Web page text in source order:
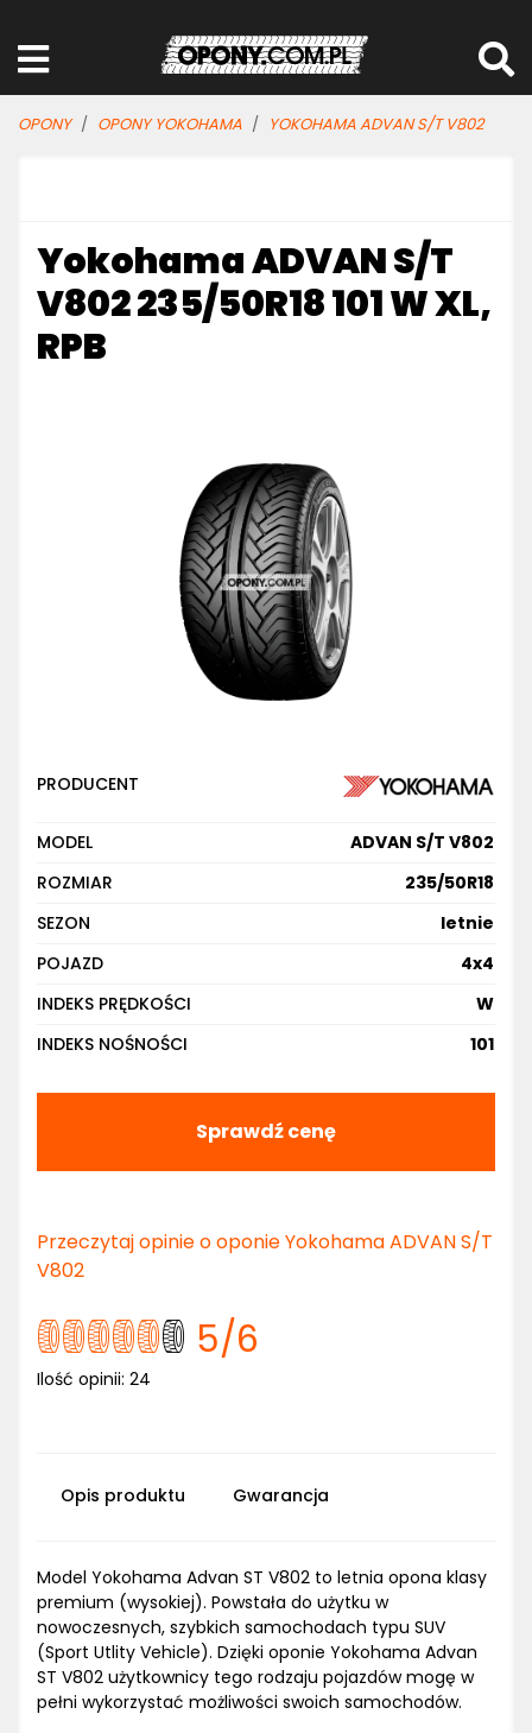
OPONY OPONY YOKOHAMA YOKOHAMA ADVAN S/T V802
Yokohama ADVAN S/T
V802 235/50R18 101 W XL,
RPB
PRODUCENT
MODEL
ADVAN S/T V802
ROZMIAR
235/50R18
SEZON
letnie
POJAZD
4x4
INDEKS PRĘDKOŚCI
W
INDEKS NOŚNOŚCI
101
Sprawdź cenę
Przeczytaj opinie o oponie Yokohama ADVAN S/T
V802
5/6
Ilość opinii: 24
Opis produktu Gwarancja
Model Yokohama Advan ST V802 to letnia opona klasy
premium (wysokiej). Powstała do użytku w
nowoczesnych, szybkich samochodach typu SUV
(Sport Utlity Vehicle). Dzięki oponie Yokohama Advan
ST V802 użytkownicy tego rodzaju pojazdów mogę w
pełni wykorzystać możliwości swoich samochodów.